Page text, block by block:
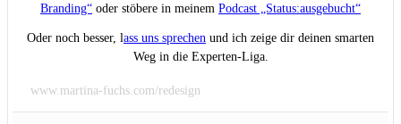
Branding“ oder stöbere in meinem Podcast „Status:ausgebucht“
Oder noch besser, lass uns sprechen und ich zeige dir deinen smarten
Weg in die Experten-Liga.
www.martina-fuchs.com/redesign